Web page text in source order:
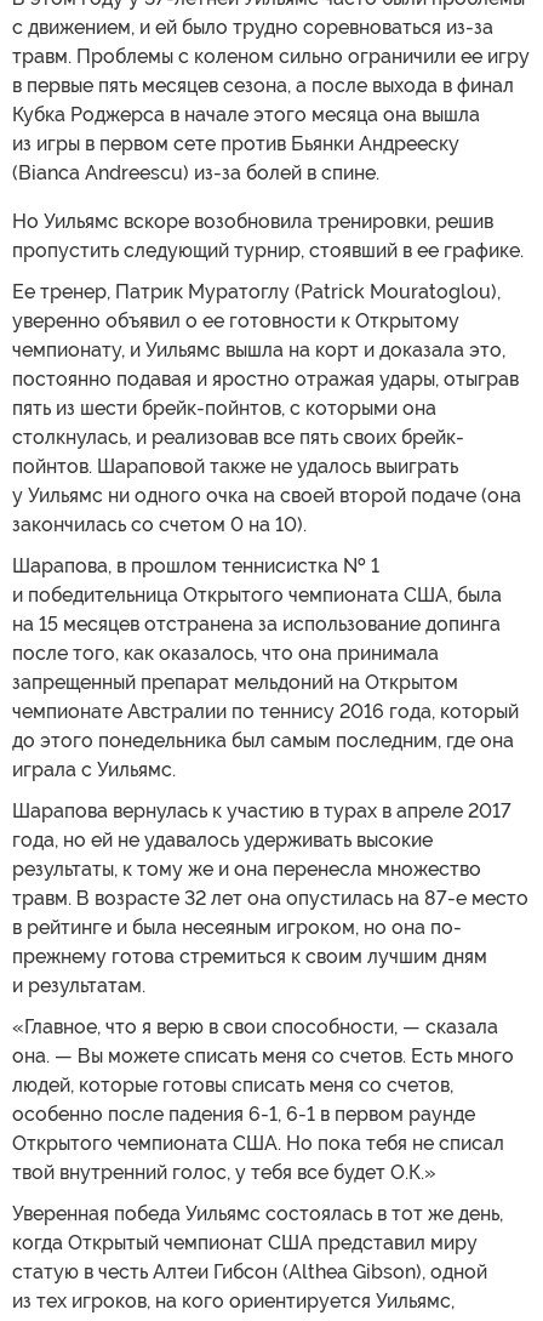
с движением, и ей было трудно соревноваться из-за
травм. Проблемы с коленом сильно ограничили ее игру
в первые пять месяцев сезона, а после выхода в финал
Кубка Роджерса в начале этого месяца она вышла
из игры в первом сете против Бьянки Андрееску
(Bianca Andreescu) из-за болей в спине.
Но Уильямс вскоре возобновила тренировки, решив
пропустить следующий турнир, стоявший в ее графике.
Ее тренер, Патрик Муратоглу (Patrick Mouratoglou),
уверенно объявил о ее готовности к Открытому
чемпионату, и Уильямс вышла на корт и доказала это,
постоянно подавая и яростно отражая удары, отыграв
пять из шести брейк-пойнтов, с которыми она
столкнулась, и реализовав все пять своих брейк-
пойнтов. Шараповой также не удалось выиграть
у Уильямс ни одного очка на своей второй подаче (она
закончилась со счетом 0 на 10).
Шарапова, в прошлом теннисистка № 1
и победительница Открытого чемпионата США, была
на 15 месяцев отстранена за использование допинга
после того, как оказалось, что она принимала
запрещенный препарат мельдоний на Открытом
чемпионате Австралии по теннису 2016 года, который
до этого понедельника был самым последним, где она
играла с Уильямс.
Шарапова вернулась к участию в турах в апреле 2017
года, но ей не удавалось удерживать высокие
результаты, к тому же и она перенесла множество
травм. В возрасте 32 лет она опустилась на 87-е место
в рейтинге и была несеяным игроком, но она по-
прежнему готова стремиться к своим лучшим дням
и результатам.
«Главное, что я верю в свои способности, — сказала
она. — Вы можете списать меня со счетов. Есть много
людей, которые готовы списать меня со счетов,
особенно после падения 6-1, 6-1 в первом раунде
Открытого чемпионата США. Но пока тебя не списал
твой внутренний голос, у тебя все будет О.К.»
Уверенная победа Уильямс состоялась в тот же день,
когда Открытый чемпионат США представил миру
статую в честь Алтеи Гибсон (Althea Gibson), одной
из тех игроков, на кого ориентируется Уильямс,